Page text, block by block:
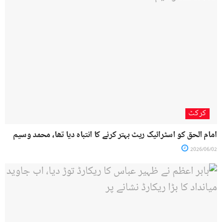
کرکٹ
امام الحق کو اسٹرائیک ریٹ بہتر کرنے کا انتباہ دیا تھا، محمد وسیم
2026/06/02